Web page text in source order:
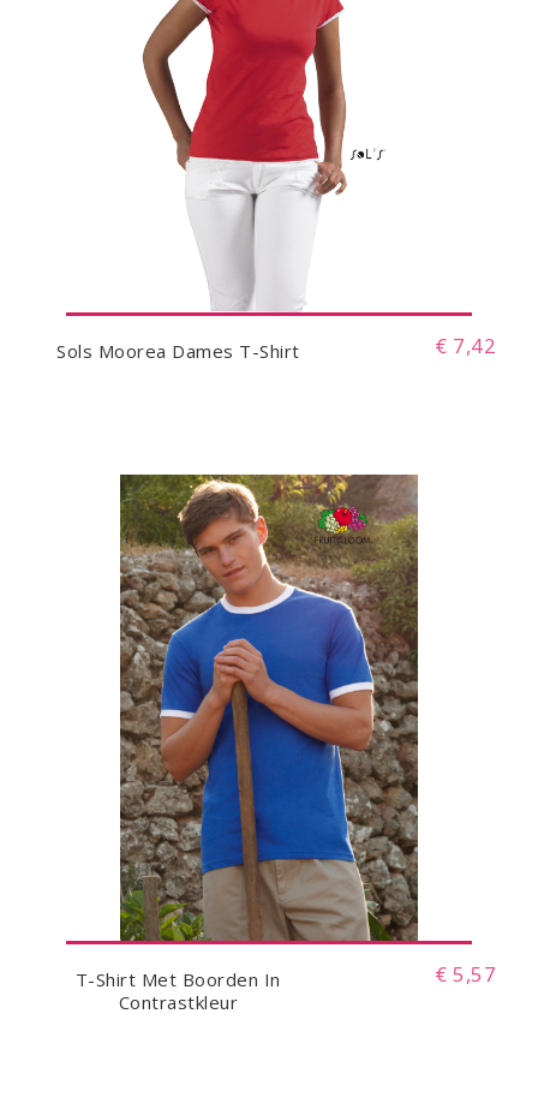
Sols Moorea Dames T-Shirt € 7,42
T-Shirt Met Boorden In
Contrastkleur
€ 5,57